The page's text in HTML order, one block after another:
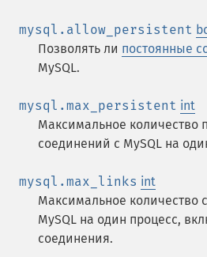
mysql.allow_persistent
Позволять ли постоянные
MySQL.
mysql.max_persistent int
Максимальное количество
соединений c MySQL на
mysql.max_links int
Максимальное количество
MySQL на один процесс,
соединения.